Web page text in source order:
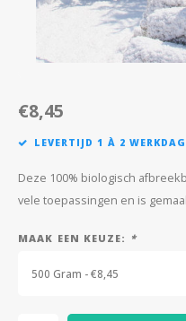
Après-ski
€8,45
LEVERTIJD 1 À 2
Deze 100% biologisch
vele toepassingen en is
MAAK EEN KEUZE: *
500 Gram - €8,45